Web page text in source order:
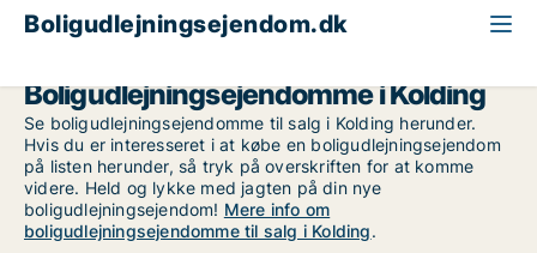
Boligudlejningsejendom.dk
Boligudlejningsejendomme i Kolding
Se boligudlejningsejendomme til salg i Kolding herunder.
Hvis du er interesseret i at købe en boligudlejningsejendom
på listen herunder, så tryk på overskriften for at komme
videre. Held og lykke med jagten på din nye
boligudlejningsejendom! Mere info om
boligudlejningsejendomme til salg i Kolding.